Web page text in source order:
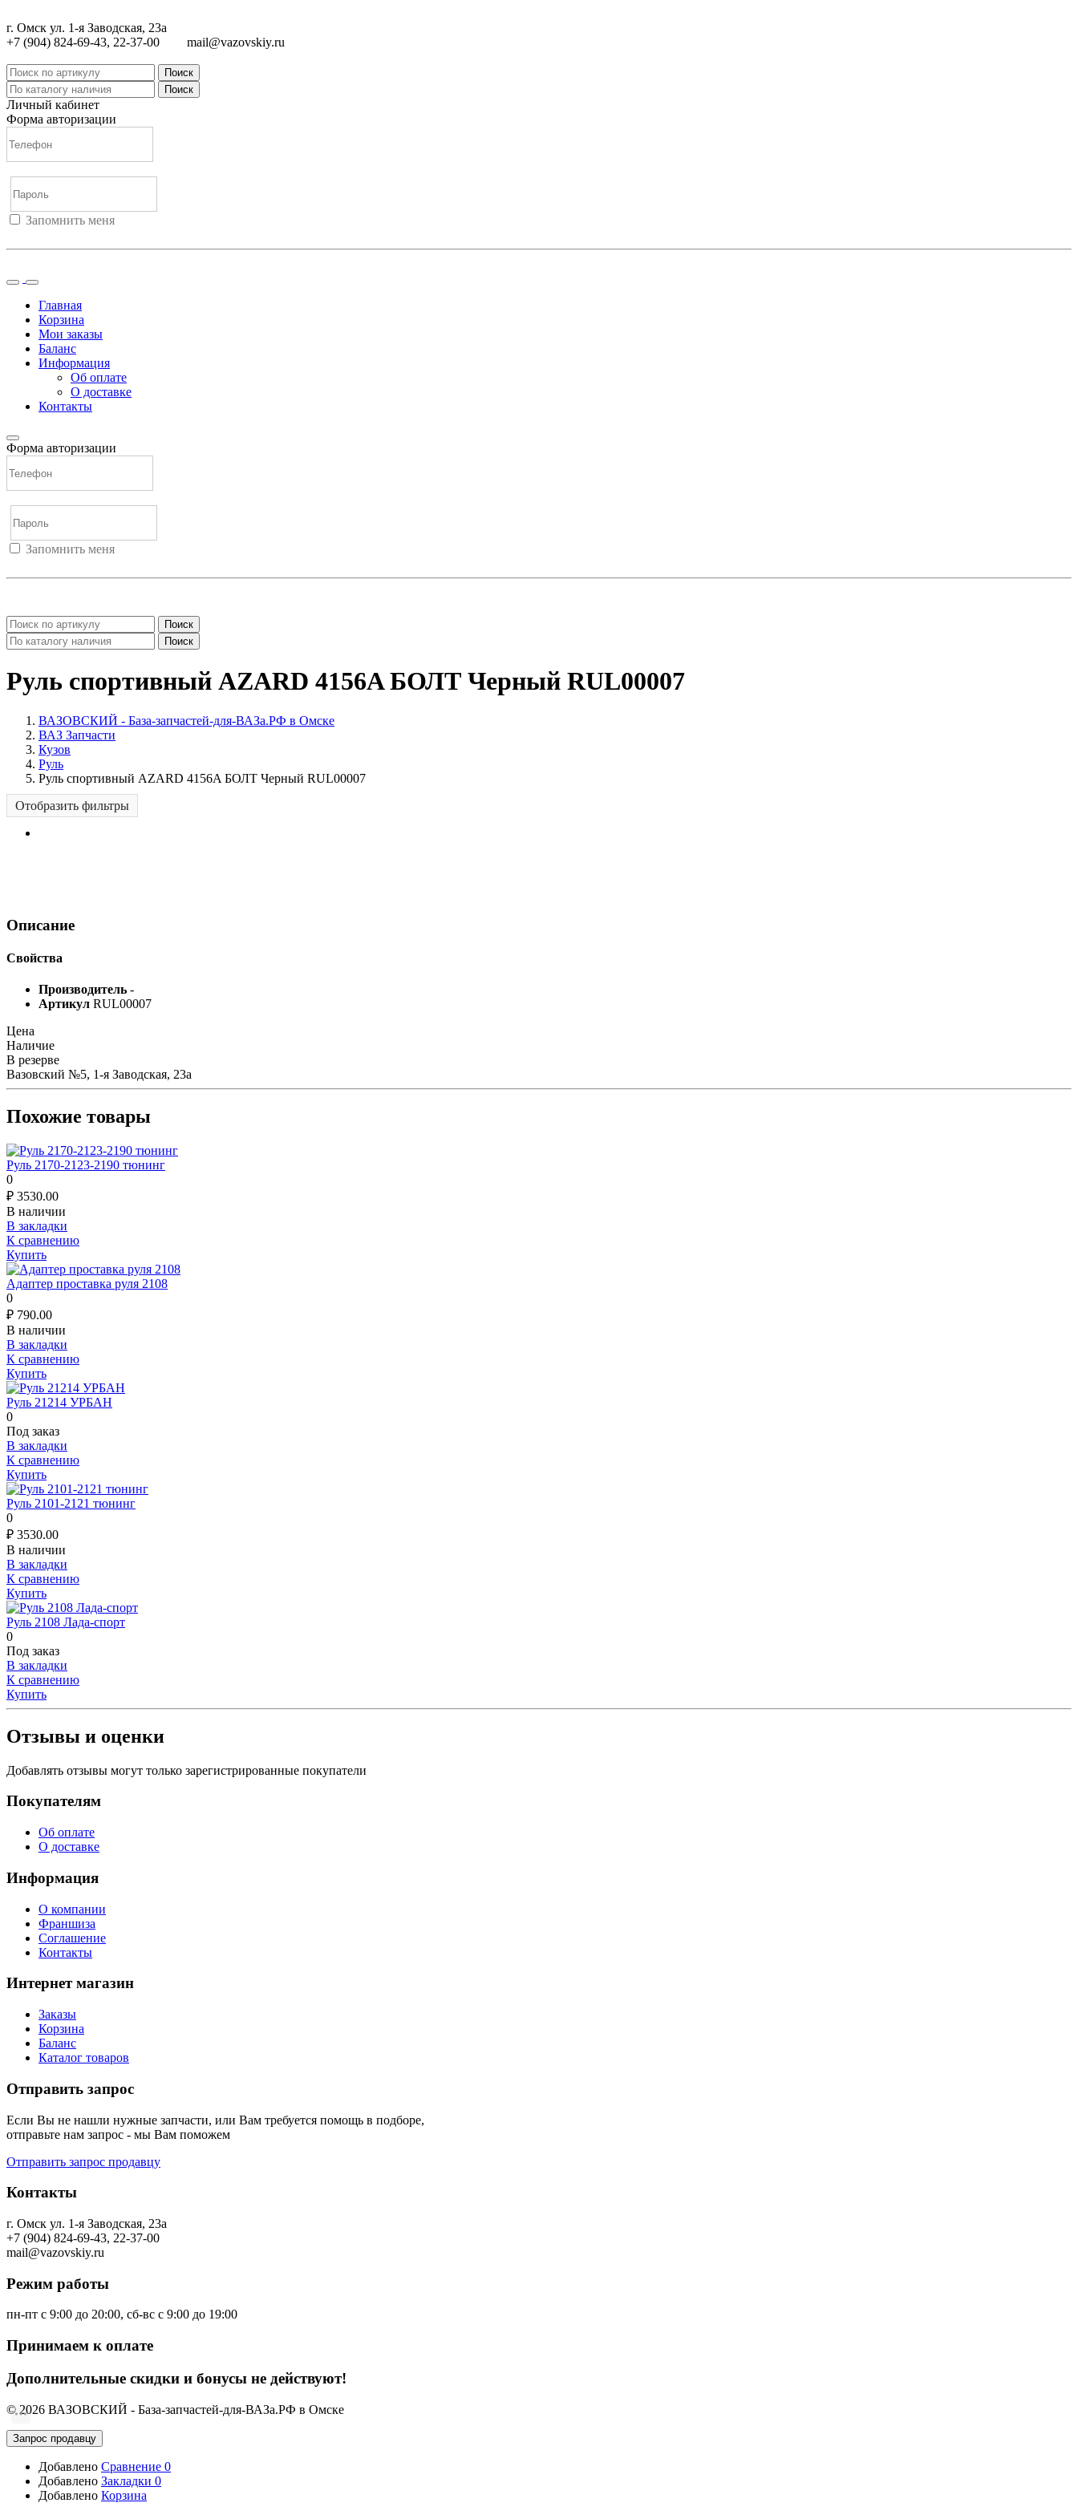
г. Омск ул. 1-я Заводская, 23а
+7 (904) 824-69-43, 22-37-00
mail@vazovskiy.ru
Поиск
Поиск
Личный кабинет
Форма авторизации
Запомнить меня
Главная
Корзина
Мои заказы
Баланс
Информация
Об оплате
О доставке
Контакты
Форма авторизации
Запомнить меня
Поиск
Поиск
Руль спортивный AZARD 4156A БОЛТ Черный RUL00007
ВАЗОВСКИЙ - База-запчастей-для-ВАЗа.РФ в Омске
ВАЗ Запчасти
Кузов
Руль
Руль спортивный AZARD 4156A БОЛТ Черный RUL00007
Отобразить фильтры
Описание
Свойства
Производитель -
Артикул RUL00007
Цена
Наличие
В резерве
Вазовский №5, 1-я Заводская, 23а
Похожие товары
Руль 2170-2123-2190 тюнинг
0
₽ 3530.00
В наличии
В закладки
К сравнению
Купить
Адаптер проставка руля 2108
0
₽ 790.00
В наличии
В закладки
К сравнению
Купить
Руль 21214 УРБАН
0
Под заказ
В закладки
К сравнению
Купить
Руль 2101-2121 тюнинг
0
₽ 3530.00
В наличии
В закладки
К сравнению
Купить
Руль 2108 Лада-спорт
0
Под заказ
В закладки
К сравнению
Купить
Отзывы и оценки
Добавлять отзывы могут только зарегистрированные покупатели
Покупателям
Об оплате
О доставке
Информация
О компании
Франшиза
Соглашение
Контакты
Интернет магазин
Заказы
Корзина
Баланс
Каталог товаров
Отправить запрос
Если Вы не нашли нужные запчасти, или Вам требуется помощь в подборе,
отправьте нам запрос - мы Вам поможем
Отправить запрос продавцу
Контакты
г. Омск ул. 1-я Заводская, 23а
+7 (904) 824-69-43, 22-37-00
mail@vazovskiy.ru
Режим работы
пн-пт с 9:00 до 20:00, сб-вс с 9:00 до 19:00
Принимаем к оплате
Дополнительные скидки и бонусы не действуют!
© 2026 ВАЗОВСКИЙ - База-запчастей-для-ВАЗа.РФ в Омске
Запрос продавцу
Добавлено Сравнение 0
Добавлено Закладки 0
Добавлено Корзина